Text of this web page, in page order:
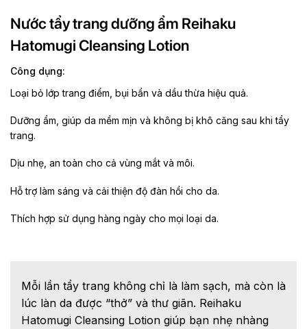
Nước tẩy trang dưỡng ẩm Reihaku
Hatomugi Cleansing Lotion
Công dụng:
Loại bỏ lớp trang điểm, bụi bẩn và dầu thừa hiệu quả.
Dưỡng ẩm, giúp da mềm mịn và không bị khô căng sau khi tẩy
trang.
Dịu nhẹ, an toàn cho cả vùng mắt và môi.
Hỗ trợ làm sáng và cải thiện độ đàn hồi cho da.
Thích hợp sử dụng hàng ngày cho mọi loại da.
Mỗi lần tẩy trang không chỉ là làm sạch, mà còn là
lúc làn da được “thở” và thư giãn. Reihaku
Hatomugi Cleansing Lotion giúp bạn nhẹ nhàng